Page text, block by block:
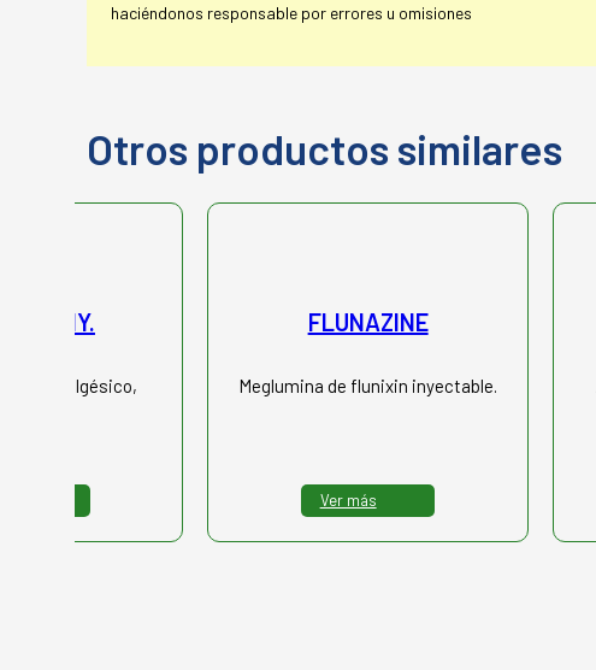
haciéndonos responsable por errores u omisiones
Otros productos similares
INY.
analgésico,
FLUNAZINE
Meglumina de flunixin inyectable.
Ver más